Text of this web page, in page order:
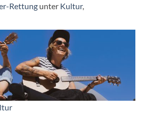
Rettung unter Kultur,